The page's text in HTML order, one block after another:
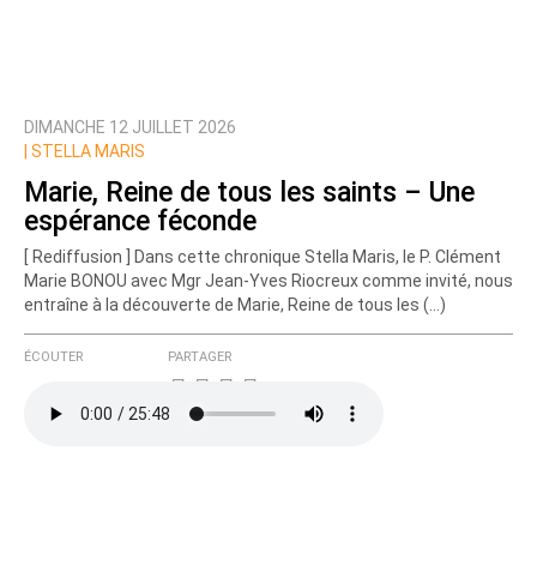
DIMANCHE 12 JUILLET 2026
STELLA MARIS
Marie, Reine de tous les saints – Une
espérance féconde
[ Rediffusion ] Dans cette chronique Stella Maris, le P. Clément
Marie BONOU avec Mgr Jean-Yves Riocreux comme invité, nous
entraîne à la découverte de Marie, Reine de tous les (…)
ÉCOUTER PARTAGER